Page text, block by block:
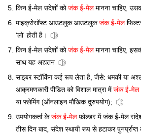
किन ई-मेल संदेशों कोजंक ई-मेलमानना चाहिए,
माइक्रोसॉफ्ट आउटलुक आउटलुकजंक ई-मेल
'लो' होती है।
किन ई-मेल संदेशों कोजंक ई-मेलमानना चाहिए,
साथ यह अद्यतन
साइबर स्टॉकिंग कई रूप लेता है, जैसे: धमकी या
आक्रमणकारी पीडित को विशाल मात्रा मेंजंक ई-मेल
या फ्लेमिंग (ऑनलाइन मौखिक दुरुपयोग);
उपयोगकर्ता केजंक ई-मेलफ़ोल्डर में जंक ई-मेल
तीस दिन बाद, संदेश स्थायी रूप से हटाकर